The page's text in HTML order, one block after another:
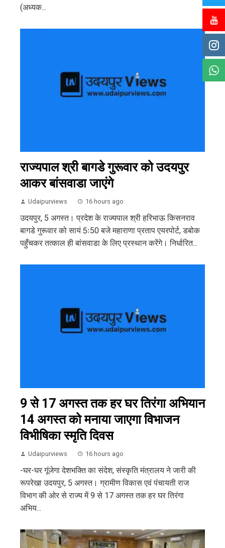
(अध्यक...
राज्यपाल श्री बागडे गुरूवार को उदयपुर
आकर बांसवाडा जाएंगे
Udaipurviews 16 hours ago
उदयपुर, 5 अगस्त। प्रदेश के राज्यपाल श्री हरिभाऊ किसनराव
बागडे गुरूवार को सायं 5ः50 बजे महाराणा प्रताप एयरपोर्ट, डबोक
पहुँचकर तत्काल ही बांसवाडा के लिए प्रस्थान करेंगे। निर्धारित...
9 से 17 अगस्त तक हर घर तिरंगा अभियान
14 अगस्त को मनाया जाएगा विभाजन
विभीषिका स्मृति दिवस
Udaipurviews 16 hours ago
-घर-घर गूंजेगा देशभक्ति का संदेश, संस्कृति मंत्रालय ने जारी की
रूपरेखा उदयपुर, 5 अगस्त। ग्रामीण विकास एवं पंचायती राज
विभाग की ओर से राज्य में 9 से 17 अगस्त तक हर घर तिरंगा
अभिय...